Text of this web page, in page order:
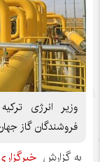
وزیر انرژی
فروشندگان گاز
به گزارش